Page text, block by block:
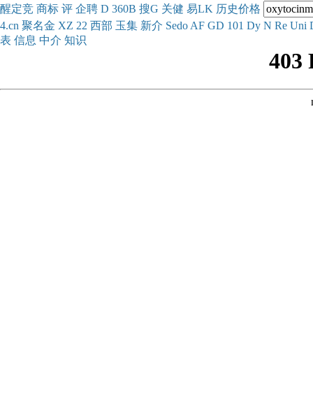
醒定竞 商标 评 企聘 D 360B 搜G 关健 易LK 历史价格
4.cn 聚名金 XZ 22 西部 玉集 新介 Sedo AF GD 101 Dy N Re Uni
表 信息 中介 知识